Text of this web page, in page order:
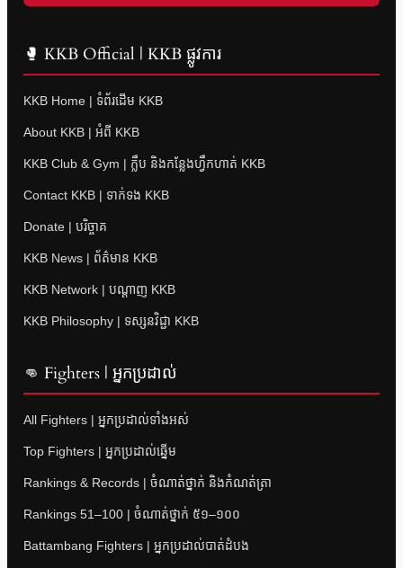
🥊 KKB Official | KKB ផ្លូវការ
KKB Home | ទំព័រដើម KKB
About KKB | អំពី KKB
KKB Club & Gym | ក្លឹប និងកន្លែងហ្វឹកហាត់ KKB
Contact KKB | ទាក់ទង KKB
Donate | បរិច្ចាគ
KKB News | ព័ត៌មាន KKB
KKB Network | បណ្តាញ KKB
KKB Philosophy | ទស្សនវិជ្ជា KKB
👊 Fighters | អ្នកប្រដាល់
All Fighters | អ្នកប្រដាល់ទាំងអស់
Top Fighters | អ្នកប្រដាល់ឆ្នើម
Rankings & Records | ចំណាត់ថ្នាក់ និងកំណត់ត្រា
Rankings 51–100 | ចំណាត់ថ្នាក់ ៥១–១០០
Battambang Fighters | អ្នកប្រដាល់បាត់ដំបង